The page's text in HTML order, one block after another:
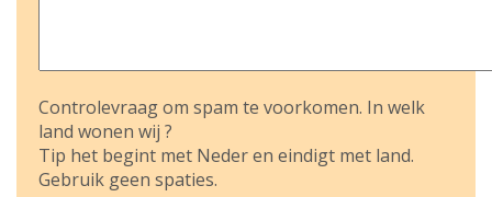
Controlevraag om spam te voorkomen. In welk
land wonen wij ?
Tip het begint met Neder en eindigt met land.
Gebruik geen spaties.